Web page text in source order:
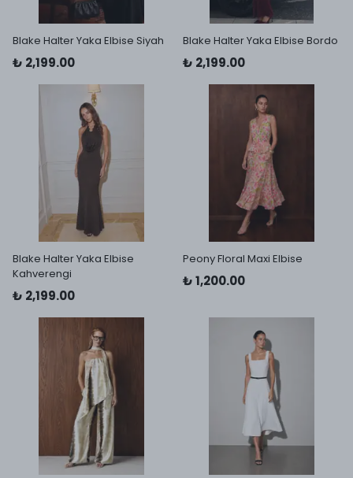
Blake Halter Yaka Elbise Siyah
₺ 2,199.00
Blake Halter Yaka Elbise Bordo
₺ 2,199.00
Blake Halter Yaka Elbise
Kahverengi
₺ 2,199.00
Peony Floral Maxi Elbise
₺ 1,200.00